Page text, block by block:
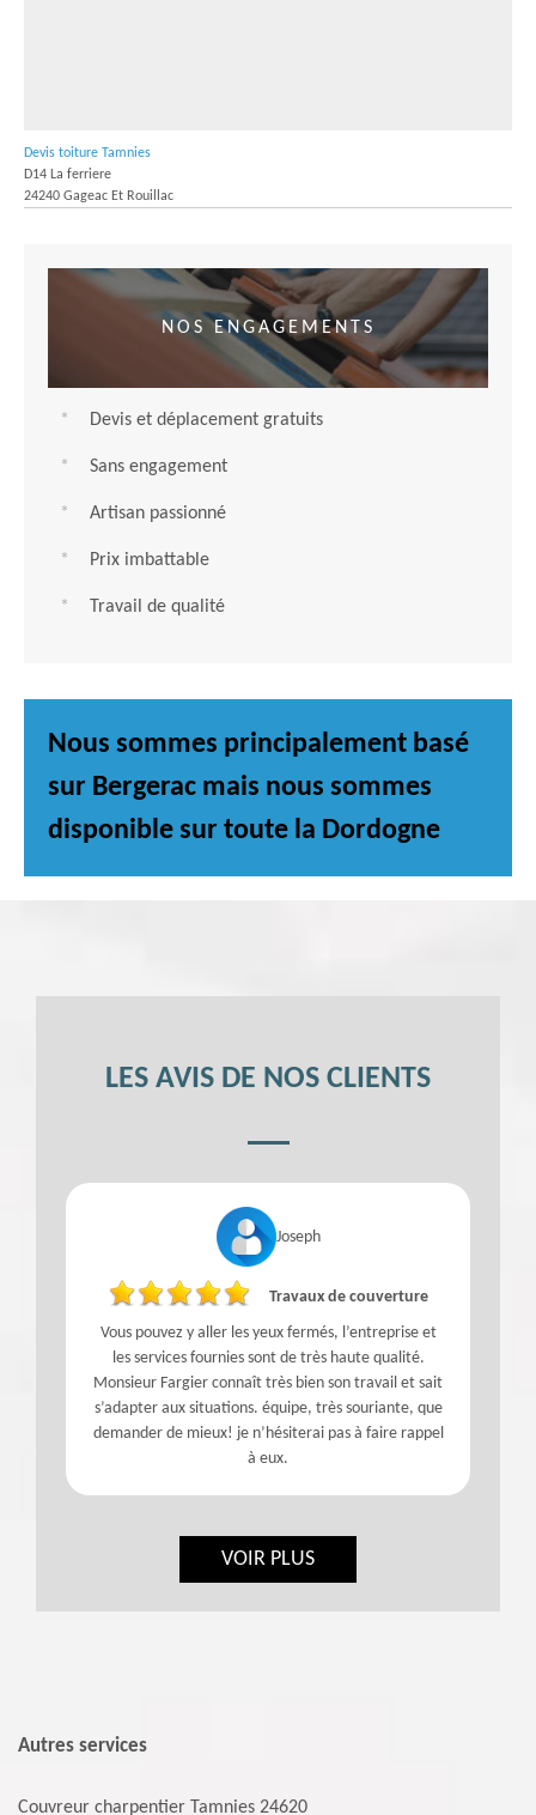
Devis toiture Tamnies
D14 La ferriere
24240 Gageac Et Rouillac
NOS ENGAGEMENTS
Devis et déplacement gratuits
Sans engagement
Artisan passionné
Prix imbattable
Travail de qualité
Nous sommes principalement basé
sur Bergerac mais nous sommes
disponible sur toute la Dordogne
LES AVIS DE NOS CLIENTS
Joseph
Travaux de couverture
Vous pouvez y aller les yeux fermés, l’entreprise et
les services fournies sont de très haute qualité.
Monsieur Fargier connaît très bien son travail et sait
s’adapter aux situations. équipe, très souriante, que
demander de mieux! je n’hésiterai pas à faire rappel
à eux.
VOIR PLUS
Autres services
Couvreur charpentier Tamnies 24620